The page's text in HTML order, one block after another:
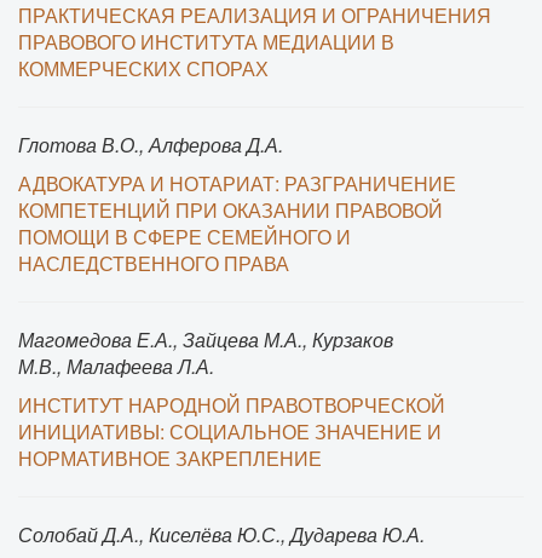
ПРАКТИЧЕСКАЯ РЕАЛИЗАЦИЯ И ОГРАНИЧЕНИЯ
ПРАВОВОГО ИНСТИТУТА МЕДИАЦИИ В
КОММЕРЧЕСКИХ СПОРАХ
Глотова В.О., Алферова Д.А.
АДВОКАТУРА И НОТАРИАТ: РАЗГРАНИЧЕНИЕ
КОМПЕТЕНЦИЙ ПРИ ОКАЗАНИИ ПРАВОВОЙ
ПОМОЩИ В СФЕРЕ СЕМЕЙНОГО И
НАСЛЕДСТВЕННОГО ПРАВА
Магомедова Е.А., Зайцева М.А., Курзаков
М.В., Малафеева Л.А.
ИНСТИТУТ НАРОДНОЙ ПРАВОТВОРЧЕСКОЙ
ИНИЦИАТИВЫ: СОЦИАЛЬНОЕ ЗНАЧЕНИЕ И
НОРМАТИВНОЕ ЗАКРЕПЛЕНИЕ
Солобай Д.А., Киселёва Ю.С., Дударева Ю.А.